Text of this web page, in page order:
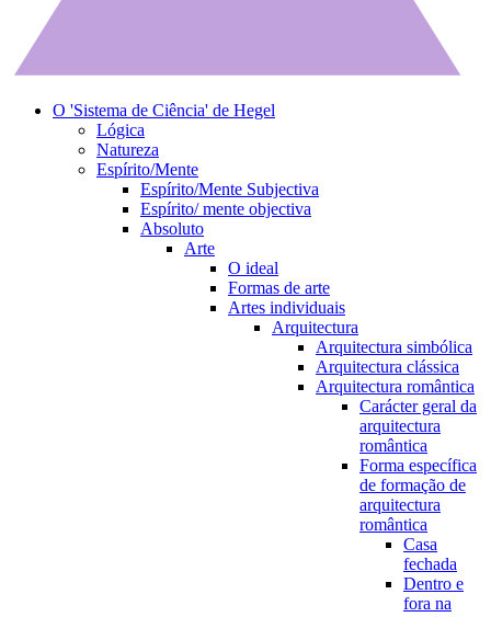
O 'Sistema de Ciência' de Hegel
Lógica
Natureza
Espírito/Mente
Espírito/Mente Subjectiva
Espírito/ mente objectiva
Absoluto
Arte
O ideal
Formas de arte
Artes individuais
Arquitectura
Arquitectura simbólica
Arquitectura clássica
Arquitectura romântica
Carácter geral da
arquitectura
romântica
Forma específica
de formação de
arquitectura
romântica
Casa
fechada
Dentro e
fora na